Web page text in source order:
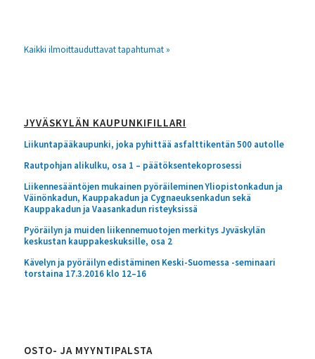
Kaikki ilmoittauduttavat tapahtumat »
JYVÄSKYLÄN KAUPUNKIFILLARI
Liikuntapääkaupunki, joka pyhittää asfalttikentän 500 autolle
Rautpohjan alikulku, osa 1 – päätöksentekoprosessi
Liikennesääntöjen mukainen pyöräileminen Yliopistonkadun ja
Väinönkadun, Kauppakadun ja Cygnaeuksenkadun sekä
Kauppakadun ja Vaasankadun risteyksissä
Pyöräilyn ja muiden liikennemuotojen merkitys Jyväskylän
keskustan kauppakeskuksille, osa 2
Kävelyn ja pyöräilyn edistäminen Keski-Suomessa -seminaari
torstaina 17.3.2016 klo 12–16
OSTO- JA MYYNTIPALSTA